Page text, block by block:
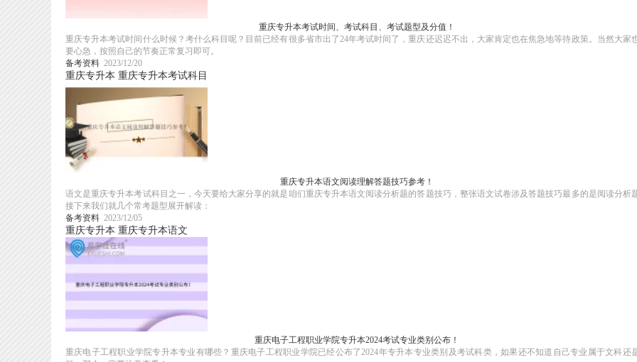
重庆专升本考试时间、考试科目、考试题型及分值！
重庆专升本考试时间什么时候？考什么科目呢？目前已经有很多省市出了24年考试时间了，重庆还迟迟不出，大家肯定也在焦急地等待政策。当然大家
要心急，按照自己的节奏正常复习即可。
备考资料 2023/12/20
重庆专升本 重庆专升本考试科目
重庆专升本语文阅读理解答题技巧参考！
语文是重庆专升本考试科目之一，今天要给大家分享的就是咱们重庆专升本语文阅读分析题的答题技巧，整张语文试卷涉及答题技巧最多的是阅读分析
接下来我们就几个常考题型展开解读：
备考资料 2023/12/05
重庆专升本 重庆专升本语文
重庆电子工程职业学院专升本2024考试专业类别公布！
重庆电子工程职业学院专升本专业有哪些？重庆电子工程职业学院已经公布了2024年专升本专业类别及考试科类，如果还不知道自己专业属于文科还